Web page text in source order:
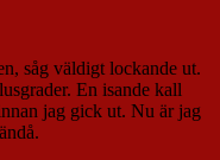
såg väldigt lockande ut.
En isande kall
jag gick ut. Nu är jag